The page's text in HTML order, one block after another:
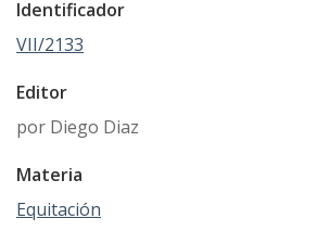
Identificador
VII/2133
Editor
por Diego Diaz
Materia
Equitación